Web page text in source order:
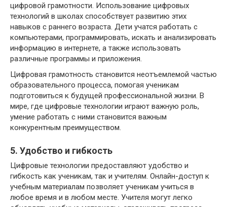
цифровой грамотности. Использование цифровых
технологий в школах способствует развитию этих
навыков с раннего возраста. Дети учатся работать с
компьютерами, программировать, искать и анализировать
информацию в интернете, а также использовать
различные программы и приложения.
Цифровая грамотность становится неотъемлемой частью
образовательного процесса, помогая ученикам
подготовиться к будущей профессиональной жизни. В
мире, где цифровые технологии играют важную роль,
умение работать с ними становится важным
конкурентным преимуществом.
5. Удобство и гибкость
Цифровые технологии предоставляют удобство и
гибкость как ученикам, так и учителям. Онлайн-доступ к
учебным материалам позволяет ученикам учиться в
любое время и в любом месте. Учителя могут легко